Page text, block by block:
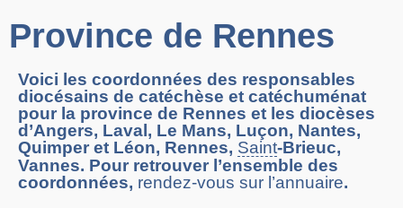
Province de Rennes
Voici les coordonnées des responsables
diocésains de catéchèse et catéchuménat
pour la province de Rennes et les diocèses
d’Angers, Laval, Le Mans, Luçon, Nantes,
Quimper et Léon, Rennes, Saint-Brieuc,
Vannes. Pour retrouver l’ensemble des
coordonnées, rendez-vous sur l’annuaire.